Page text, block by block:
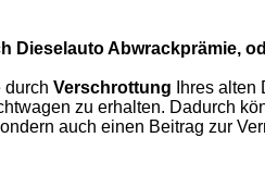
Dieselauto Abwrackprämie,
durch Verschrottung Ihres
zu erhalten. Dadurch
auch einen Beitrag zur